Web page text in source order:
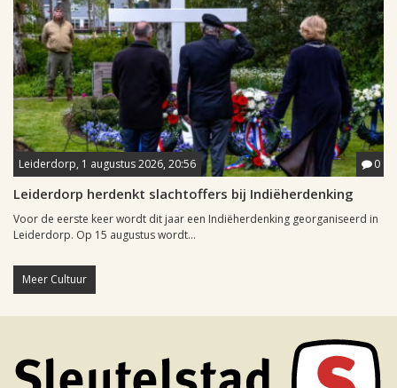
Leiderdorp, 1 augustus 2026, 20:56 0
Leiderdorp herdenkt slachtoffers bij Indiëherdenking
Voor de eerste keer wordt dit jaar een Indiëherdenking georganiseerd in
Leiderdorp. Op 15 augustus wordt...
Meer Cultuur